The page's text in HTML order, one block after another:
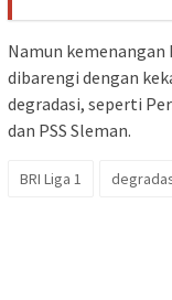
Namun kemenangan
dibarengi dengan
degradasi, seperti
dan PSS Sleman.
BRI Liga 1